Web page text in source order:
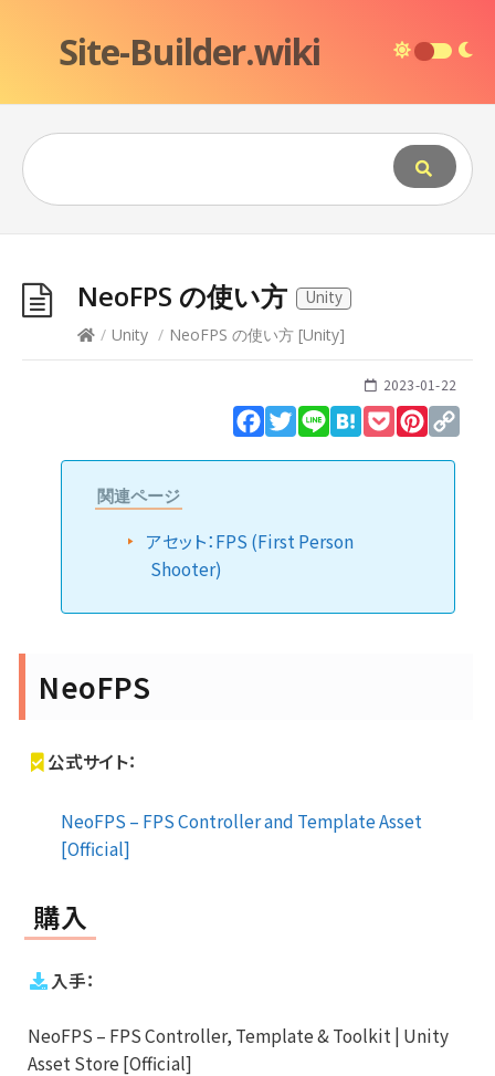
Site-Builder.wiki
NeoFPS の使い方
Unity
/ Unity / NeoFPS の使い方 [Unity]
2023-01-22
Facebook
Twitter
Line HatenaPocket
関連ページ
アセット：FPS (First Person
Shooter)
NeoFPS
公式サイト：
NeoFPS – FPS Controller and Template Asset
[Official]
購入
入手：
NeoFPS – FPS Controller, Template & Toolkit | Unity
Asset Store [Official]